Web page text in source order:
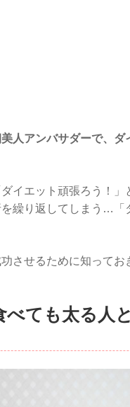
人アンバサダーで、
イエット頑張ろう！」
繰り返してしまう…「
させるために知ってお
べても太る人